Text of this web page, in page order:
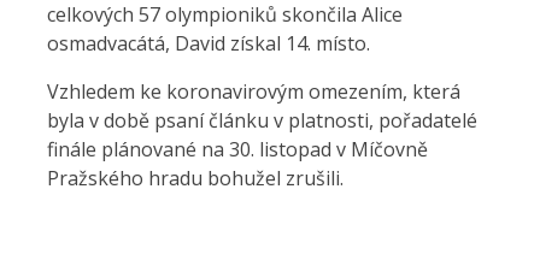
celkových 57 olympioniků skončila Alice
osmadvacátá, David získal 14. místo.
Vzhledem ke koronavirovým omezením, která
byla v době psaní článku v platnosti, pořadatelé
finále plánované na 30. listopad v Míčovně
Pražského hradu bohužel zrušili.